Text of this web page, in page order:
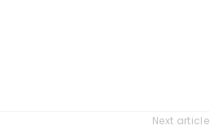
Next article